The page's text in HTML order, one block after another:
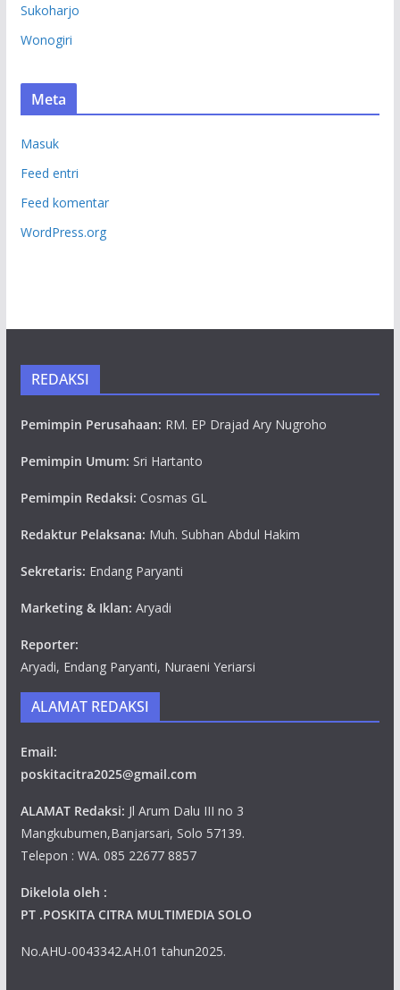
Sukoharjo
Wonogiri
Meta
Masuk
Feed entri
Feed komentar
WordPress.org
REDAKSI
Pemimpin Perusahaan: RM. EP Drajad Ary Nugroho
Pemimpin Umum: Sri Hartanto
Pemimpin Redaksi: Cosmas GL
Redaktur Pelaksana: Muh. Subhan Abdul Hakim
Sekretaris: Endang Paryanti
Marketing & Iklan: Aryadi
Reporter:
Aryadi, Endang Paryanti, Nuraeni Yeriarsi
ALAMAT REDAKSI
Email:
poskitacitra2025@gmail.com
ALAMAT Redaksi: Jl Arum Dalu III no 3
Mangkubumen,Banjarsari, Solo 57139.
Telepon : WA. 085 22677 8857
Dikelola oleh :
PT .POSKITA CITRA MULTIMEDIA SOLO
No.AHU-0043342.AH.01 tahun2025.